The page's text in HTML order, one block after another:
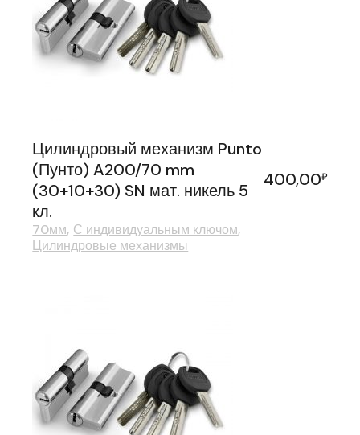
Цилиндровый механизм Punto
(Пунто) A200/70 mm
(30+10+30) SN мат. никель 5
кл.
400,00₽
70мм С индивидуальным ключом
Цилиндровые механизмы